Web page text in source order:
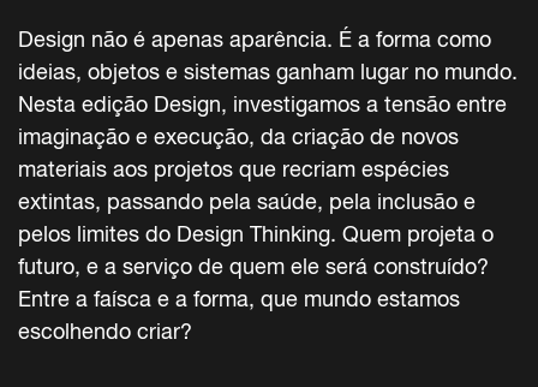
Design não é apenas aparência. É a forma como
ideias, objetos e sistemas ganham lugar no mundo.
Nesta edição Design, investigamos a tensão entre
imaginação e execução, da criação de novos
materiais aos projetos que recriam espécies
extintas, passando pela saúde, pela inclusão e
pelos limites do Design Thinking. Quem projeta o
futuro, e a serviço de quem ele será construído?
Entre a faísca e a forma, que mundo estamos
escolhendo criar?